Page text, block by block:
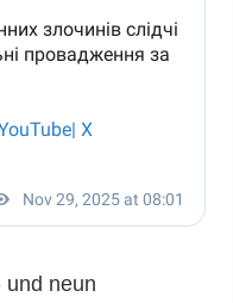
und neun